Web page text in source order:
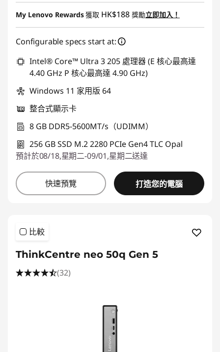
即省 :-HK$3,091.47
My Lenovo Rewards獲取 HK$188 獎勵立即加入！
Configurable specs start at:
Intel® Core™ Ultra 3 205 處理器 (E 核心最高達
4.40 GHz P 核心最高達 4.90 GHz)
Windows 11 家用版 64
整合式顯示卡
8 GB DDR5-5600MT/s（UDIMM）
256 GB SSD M.2 2280 PCIe Gen4 TLC Opal
預計於08/18,星期二-09/01,星期二送達
快速預覽 打造您的電腦
比較
ThinkCentre neo 50q Gen 5
(32)